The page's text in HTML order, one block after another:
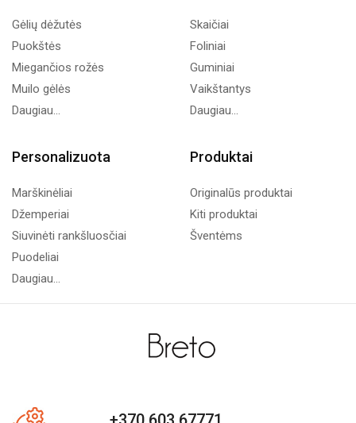
Gėlių dėžutės
Puokštės
Miegančios rožės
Muilo gėlės
Daugiau...
Skaičiai
Foliniai
Guminiai
Vaikštantys
Daugiau...
Personalizuota
Marškinėliai
Džemperiai
Siuvinėti rankšluosčiai
Puodeliai
Daugiau...
Produktai
Originalūs produktai
Kiti produktai
Šventėms